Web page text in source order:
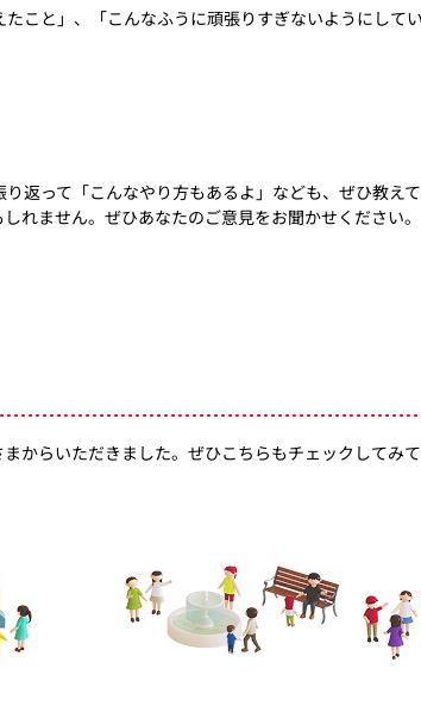
こと」、「こんなふうに頑張りすぎないようにして
返って「こんなやり方もあるよ」なども、ぜひ教えて
れません。ぜひあなたのご意見をお聞かせください。
からいただきました。ぜひこちらもチェックしてみて